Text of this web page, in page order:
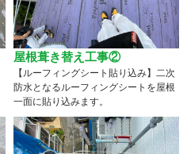
屋根葺き替え工事②
【ルーフィングシート貼り込み】二次
防水となるルーフィングシートを屋根
一面に貼り込みます。